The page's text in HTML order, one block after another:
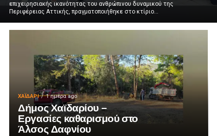
επιχειρησιακής ικανότητας του ανθρώπινου δυναμικού της
Περιφέρειας Αττικής, πραγματοποιήθηκε στο κτίριο...
ΧΑΪΔΑΡΙ 1 ημέρα ago
Δήμος Χαϊδαρίου –
Εργασίες καθαρισμού στο
Άλσος Δαφνίου